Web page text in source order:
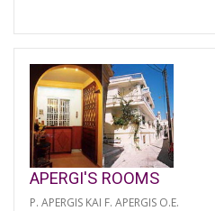
APERGI'S ROOMS
P. APERGIS KAI F. APERGIS O.E.